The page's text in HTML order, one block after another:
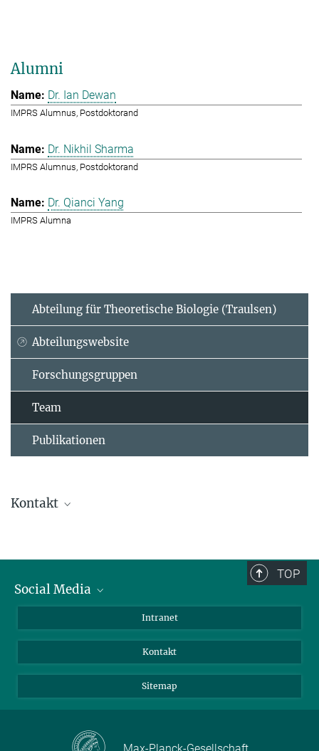
Alumni
Dr. Ian Dewan
IMPRS Alumnus, Postdoktorand
Dr. Nikhil Sharma
IMPRS Alumnus, Postdoktorand
Dr. Qianci Yang
IMPRS Alumna
Abteilung für Theoretische Biologie (Traulsen)
Abteilungswebsite
Forschungsgruppen
Team
Publikationen
Kontakt
+49 4522 763-260
Assistenz der Abteilung
TOP
Social Media
LinkedIn
Intranet
Kontakt
Sitemap
Max-Planck-Gesellschaft